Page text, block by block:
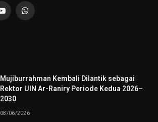
YouTubeWhatsApp
Mujiburrahman Kembali Dilantik sebagai
Rektor UIN Ar-Raniry Periode Kedua 2026–
2030
08/06/2026